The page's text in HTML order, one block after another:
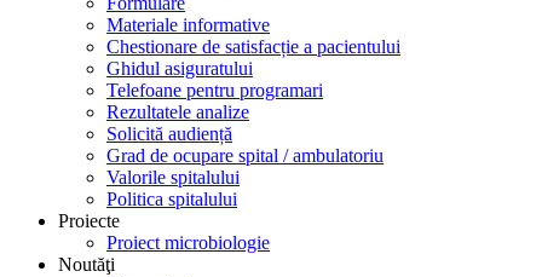
Materiale informative
Chestionare de satisfacție a pacientului
Ghidul asiguratului
Telefoane pentru programari
Rezultatele analize
Solicită audiență
Grad de ocupare spital / ambulatoriu
Valorile spitalului
Politica spitalului
Proiecte
Proiect microbiologie
Noutăţi